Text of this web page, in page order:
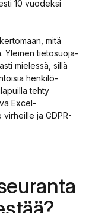
10 vuodeksi
mitä
Yleinen tietosuoja-
mielessä, sillä
henkilö-
tehty
Excel-
virheille ja GDPR-